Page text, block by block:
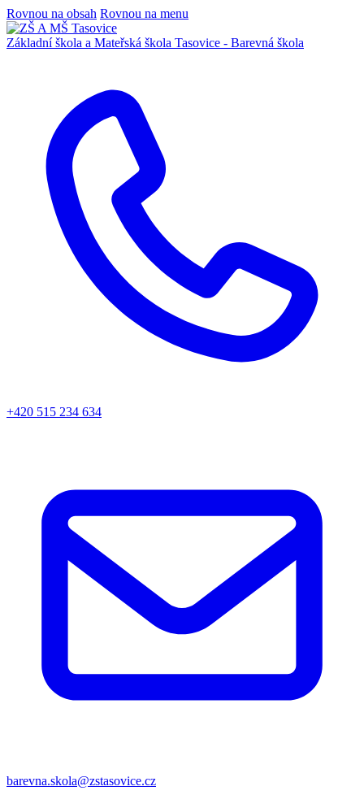
Rovnou na obsah Rovnou na menu
Základní škola a Mateřská škola Tasovice - Barevná škola
+420 515 234 634
barevna.skola@zstasovice.cz